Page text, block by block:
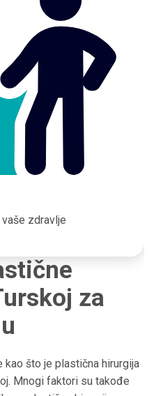
zdravlje
za
što je plastična hirurgija
Mnogi faktori su takođe